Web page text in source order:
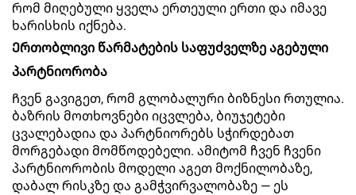
რომ მიღებული ყველა ერთეული ერთი და იმავე
ხარისხის იქნება.
Ერთობლივი წარმატების საფუძველზე აგებული
პარტნიორობა
Ჩვენ გავიგეთ, რომ გლობალური ბიზნესი რთულია.
ბაზრის მოთხოვნები იცვლება, ბიუჯეტები
ცვალებადია და პარტნიორებს სჭირდებათ
მორგებადი მომწოდებელი. ამიტომ ჩვენ ჩვენი
პარტნიორობის მოდელი აგეთ მოქნილობაზე,
დაბალ რისკზე და გამჭვირვალობაზე — ეს